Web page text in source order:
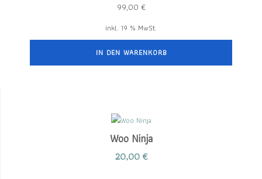
99,00 €
inkl. 19 % MwSt.
IN DEN WARENKORB
Woo Ninja
20,00 €